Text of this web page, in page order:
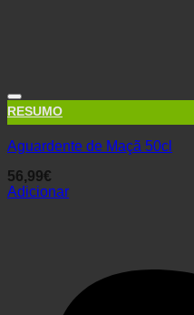
RESUMO
Aguardente de Maçã 50cl
56,99€
Adicionar